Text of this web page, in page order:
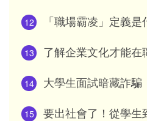
12 「職場霸凌」定義
13 了解企業文化才能在
14 大學生面試暗藏詐騙
15 要出社會了！從學生